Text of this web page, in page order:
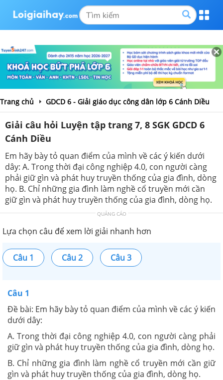
Trang chủ GDCD 6 - Giải giáo dục công dân lớp 6 Cánh Diều
Giải câu hỏi Luyện tập trang 7, 8 SGK GDCD 6
Cánh Diều
Em hãy bày tỏ quan điểm của mình về các ý kiến dưới
dây: A. Trong thời đại công nghiệp 4.0, con người càng
phải giữ gìn và phát huy truyền thống của gia đình, dòng
họ. B. Chỉ những gia đình làm nghề cổ truyền mới cần
giữ gìn và phát huy truyền thống của gia đình, dòng họ.
QUẢNG CÁO
Lựa chọn câu để xem lời giải nhanh hơn
Câu 1 Câu 2 Câu 3
Câu 1
Đề bài: Em hãy bày tỏ quan điểm của mình về các ý kiến
dưới dây:
A. Trong thời đại công nghiệp 4.0, con người càng phải
giữ gìn và phát huy truyền thống của gia đình, dòng họ.
B. Chỉ những gia đình làm nghề cổ truyền mới cần giữ
gìn và phát huy truyền thống của gia đình, dòng họ.